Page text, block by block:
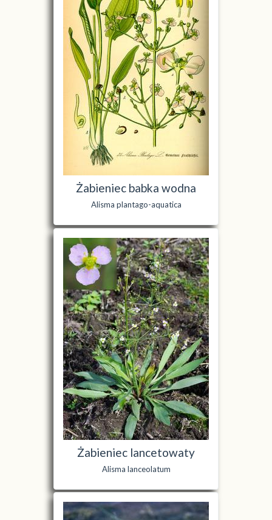
Żabieniec babka wodna
Alisma plantago-aquatica
Żabieniec lancetowaty
Alisma lanceolatum